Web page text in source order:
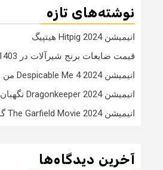
نوشته‌های تازه
انیمیشن Hitpig 2024 هیتپیگ
قیمت ضایعات برنج شیرآلات در 1403
انیمیشن Despicable Me 4 2024 من نفرت انگیز 4
انیمیشن Dragonkeeper 2024 نگهبان اژدها
انیمیشن The Garfield Movie 2024 گارفیلد
آخرین دیدگاه‌ها